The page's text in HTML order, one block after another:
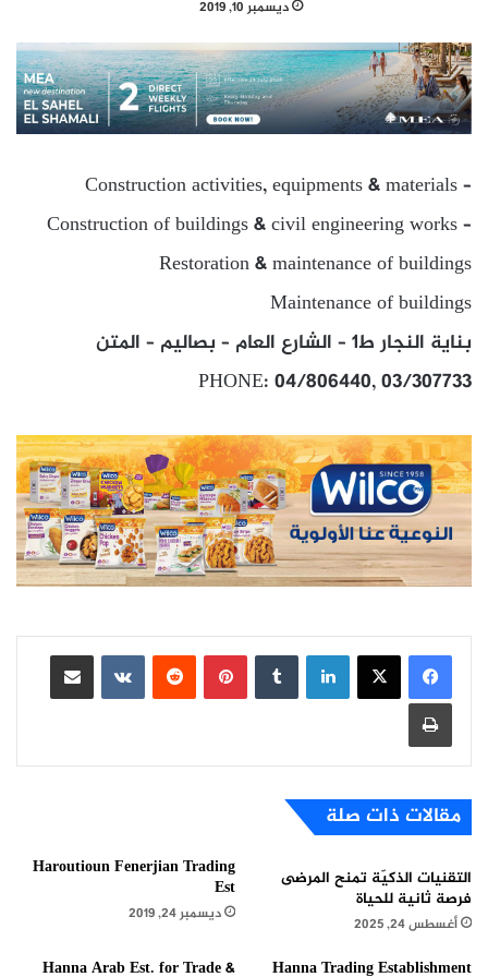
ديسمبر 10, 2019
Construction activities, equipments & materials –
Construction of buildings & civil engineering works –
Restoration & maintenance of buildings
Maintenance of buildings
بناية النجار ط1 – الشارع العام – بصاليم – المتن
PHONE: 04/806440, 03/307733
لينكدإن بينتيريست
مشاركة عبر البريد
طباعة
مقالات ذات صلة
التقنيات الذكيّة تمنح المرضى
فرصة ثانية للحياة
أغسطس 24, 2025
Haroutioun Fenerjian Trading
Est
ديسمبر 24, 2019
Hanna Trading Establishment
Hanna Arab Est. for Trade &